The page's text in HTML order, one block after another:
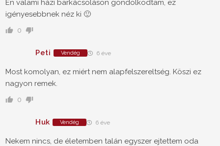
Én valami házi barkácsoláson gondolkodtam, ez
igényesebbnek néz ki 🙂
0
Peti Vendég 6 éve
Most komolyan, ez miért nem alapfelszereltség. Köszi ez
nagyon remek.
0
Huk Vendég 6 éve
Nekem nincs, de életemben talán egyszer ejtettem oda